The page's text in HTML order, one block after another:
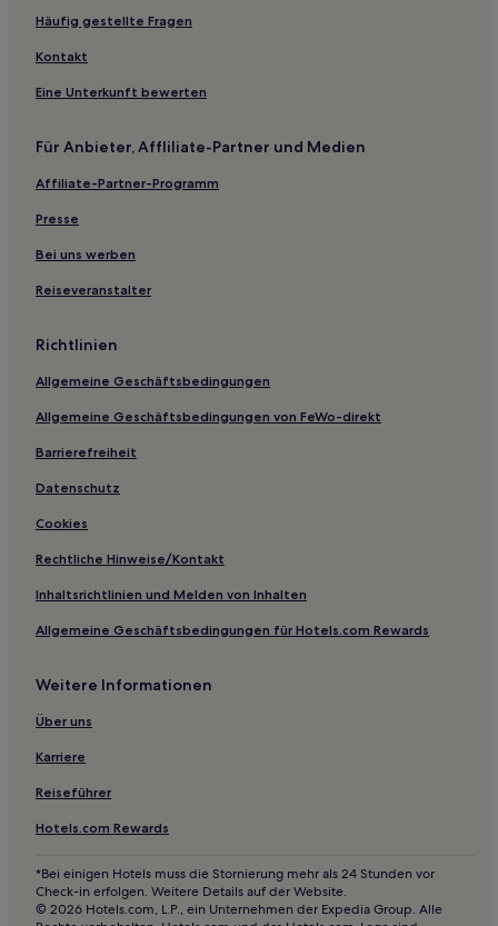
Sahibabad: Hotels
Sikandra: Hotels
Hotels nahe Sri Radhavallabh Vrindavan Temple
B&B in Noida
Gasthäuser in Agra
Familien in Greater Noida
Business in Noida
Günstige in Vrindavan
Günstige in Indirapuram
Familien in Agra
Hotels mit inbegriffenem Frühstück in Meerut
Häufig gestellte Fragen
Kontakt
Eine Unterkunft bewerten
Für Anbieter, Affliliate-Partner und Medien
Affiliate-Partner-Programm
Presse
Bei uns werben
Reiseveranstalter
Richtlinien
Allgemeine Geschäftsbedingungen
Allgemeine Geschäftsbedingungen von FeWo-direkt
Barrierefreiheit
Datenschutz
Cookies
Rechtliche Hinweise/Kontakt
Inhaltsrichtlinien und Melden von Inhalten
Allgemeine Geschäftsbedingungen für Hotels.com Rewards
Weitere Informationen
Über uns
Karriere
Reiseführer
Hotels.com Rewards
*Bei einigen Hotels muss die Stornierung mehr als 24 Stunden vor
Check-in erfolgen. Weitere Details auf der Website.
© 2026 Hotels.com, L.P., ein Unternehmen der Expedia Group. Alle